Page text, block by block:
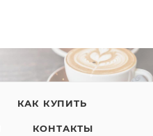
КАК КУПИТЬ
КОНТАКТЫ